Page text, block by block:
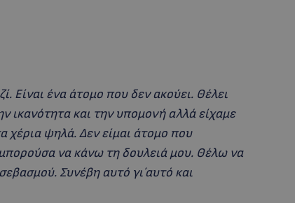
Είναι ένα άτομο που δεν ακούει. Θέλει
ικανότητα και την υπομονή αλλά είχαμε
χέρια ψηλά. Δεν είμαι άτομο που
να κάνω τη δουλειά μου. Θέλω να
Συνέβη αυτό γι΄αυτό και